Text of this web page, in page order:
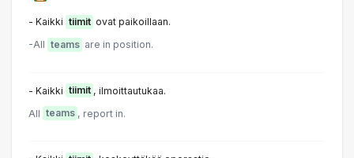
- Kaikki tiimit ovat paikoillaan.
-All teams are in position.
- Kaikki tiimit , ilmoittautukaa.
All teams , report in.